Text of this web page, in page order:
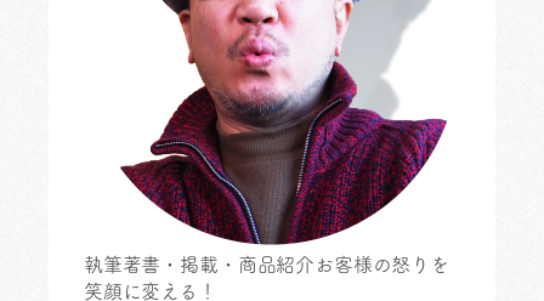
執筆著書・掲載・商品紹介 お客様の怒りを
笑顔に変える！